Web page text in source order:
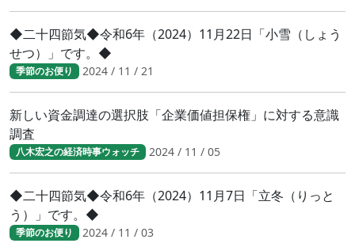
◆二十四節気◆令和6年（2024）11月22日「小雪（しょう
せつ）」です。◆
季節のお便り 2024 / 11 / 21
新しい資金調達の選択肢「企業価値担保権」に対する意識
調査
八木宏之の経済時事ウォッチ 2024 / 11 / 05
◆二十四節気◆令和6年（2024）11月7日「立冬（りっと
う）」です。◆
季節のお便り 2024 / 11 / 03